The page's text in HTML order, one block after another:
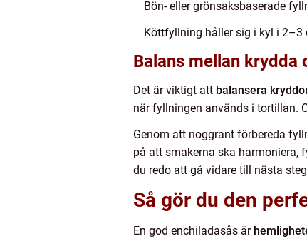
Bön- eller grönsaksbaserade
Köttfyllning håller sig i kyl i 2–3
Balans mellan krydda
Det är viktigt att balansera
när fyllningen används i tortillan.
Genom att noggrant förbereda
på att smakerna ska harmoniera,
du redo att gå vidare till nästa
Så gör du den
En god enchiladasås är